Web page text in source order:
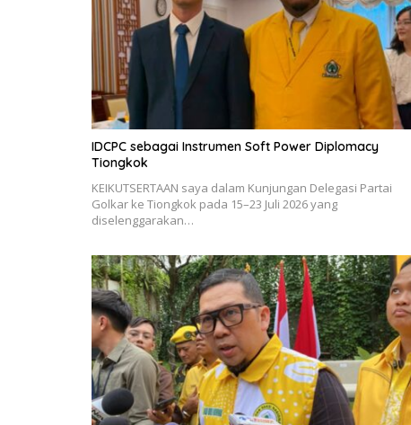
IDCPC sebagai Instrumen Soft Power Diplomacy
Tiongkok
KEIKUTSERTAAN saya dalam Kunjungan Delegasi Partai
Golkar ke Tiongkok pada 15–23 Juli 2026 yang
diselenggarakan…